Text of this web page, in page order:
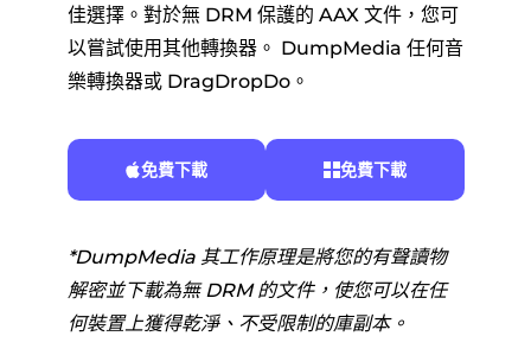
佳選擇。對於無 DRM 保護的 AAX 文件，您可
以嘗試使用其他轉換器。 DumpMedia 任何音
樂轉換器或 DragDropDo。
免費下載 免費下載
*DumpMedia 其工作原理是將您的有聲讀物
解密並下載為無 DRM 的文件，使您可以在任
何裝置上獲得乾淨、不受限制的庫副本。